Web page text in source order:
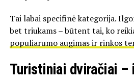
Tai labai specifinė kategorija.
bet triukams – būtent tai, ko
populiarumo augimas ir rinkos
Turistiniai dviračiai –